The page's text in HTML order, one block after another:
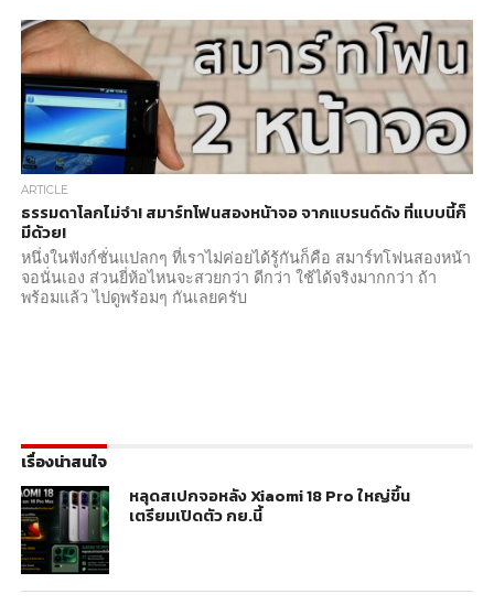
ARTICLE
ธรรมดาโลกไม่จำ! สมาร์ทโฟนสองหน้าจอ จากแบรนด์ดัง ที่แบบนี้ก็
มีด้วย!
หนึ่งในฟังก์ชั่นแปลกๆ ที่เราไม่ค่อยได้รู้กันก็คือ สมาร์ทโฟนสองหน้า
จอนั่นเอง ส่วนยี่ห้อไหนจะสวยกว่า ดีกว่า ใช้ได้จริงมากกว่า ถ้า
พร้อมแล้ว ไปดูพร้อมๆ กันเลยครับ
เรื่องน่าสนใจ
หลุดสเปกจอหลัง Xiaomi 18 Pro ใหญ่ขึ้น
เตรียมเปิดตัว กย.นี้